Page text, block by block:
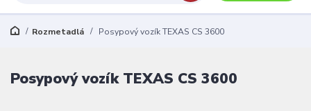
Rozmetadlá Posypový vozík TEXAS CS 3600
Posypový vozík TEXAS CS 3600